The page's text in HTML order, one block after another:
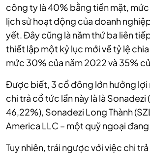
công ty là 40% bằng tiền mặt,
lịch sử hoạt động của doanh
yết. Đây cũng là năm thứ ba liên
thiết lập một kỷ lục mới về tỷ lệ
mức 30% của năm 2022 và 35%
Được biết, 3 cổ đông lớn hưởng
chi trả cổ tức lần này là là Sonadezi
46,22%), Sonadezi Long Thành
America LLC – một quỹ ngoại
Tuy nhiên, trái ngược với việc chi